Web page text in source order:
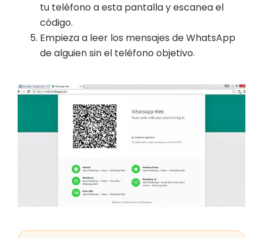
tu teléfono a esta pantalla y escanea el
código.
Empieza a leer los mensajes de WhatsApp
de alguien sin el teléfono objetivo.